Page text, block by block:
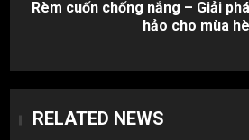
Next
Rèm cuốn chống nắng – Giải
hảo cho mùa
RELATED NEWS